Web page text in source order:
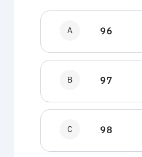
A 96
B 97
C 98